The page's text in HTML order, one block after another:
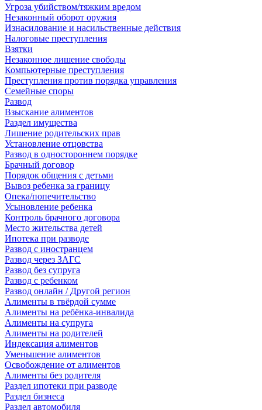
Угроза убийством/тяжким вредом
Незаконный оборот оружия
Изнасилование и насильственные действия
Налоговые преступления
Взятки
Незаконное лишение свободы
Компьютерные преступления
Преступления против порядка управления
Семейные споры
Развод
Взыскание алиментов
Раздел имущества
Лишение родительских прав
Установление отцовства
Развод в одностороннем порядке
Брачный договор
Порядок общения с детьми
Вывоз ребенка за границу
Опека/попечительство
Усыновление ребенка
Контроль брачного договора
Место жительства детей
Ипотека при разводе
Развод с иностранцем
Развод через ЗАГС
Развод без супруга
Развод с ребенком
Развод онлайн / Другой регион
Алименты в твёрдой сумме
Алименты на ребёнка-инвалида
Алименты на супруга
Алименты на родителей
Индексация алиментов
Уменьшение алиментов
Освобождение от алиментов
Алименты без родителя
Раздел ипотеки при разводе
Раздел бизнеса
Раздел автомобиля